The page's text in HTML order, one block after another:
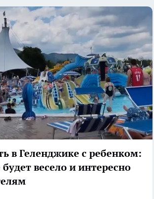
в Геленджике с ребенком:
будет весело и интересно